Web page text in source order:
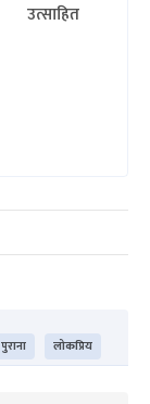
उत्साहित
पुराना लोकप्रिय